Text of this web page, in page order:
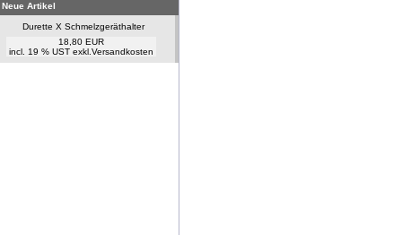
Neue Artikel
Durette X Schmelzgeräthalter
18,80 EUR
incl. 19 % UST exkl. Versandkosten